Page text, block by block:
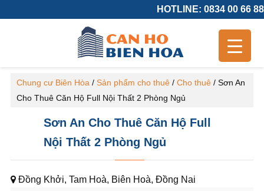
HOTLINE: 0834 00 66 88
Chung cư Biên Hòa / Sản phẩm cho thuê/ Cho thuê/ Sơn An
Cho Thuê Căn Hộ Full Nội Thất 2 Phòng Ngủ
Sơn An Cho Thuê Căn Hộ Full
Nội Thất 2 Phòng Ngủ
Đồng Khởi, Tam Hoà, Biên Hoà, Đồng Nai